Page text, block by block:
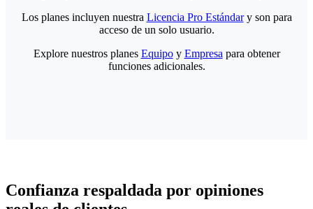
Los planes incluyen nuestra Licencia Pro Estándary son para
acceso de un solo usuario.
Explore nuestros planes Equipoy Empresa para obtener
funciones adicionales.
Confianza respaldada por opiniones